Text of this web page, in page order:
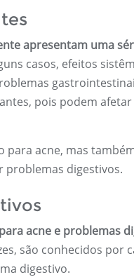
apresentam uma
casos, efeitos
pois podem afetar
acne, mas
problemas digestivos.
acne e problemas
são conhecidos por
digestivo.